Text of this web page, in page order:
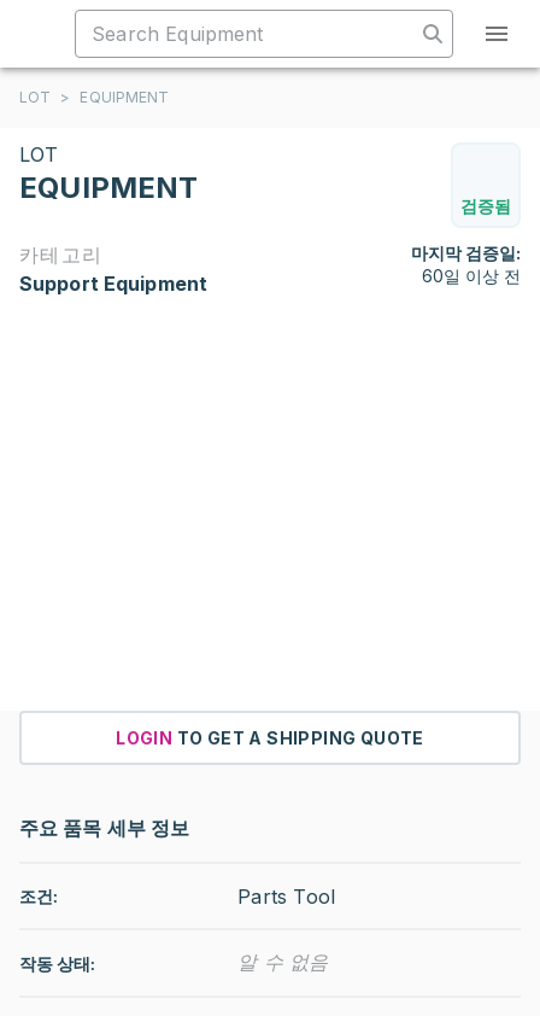
LOT > EQUIPMENT
LOT
EQUIPMENT
검증됨
카테고리
Support Equipment
마지막 검증일:
60일 이상 전
LOGIN TO GET A SHIPPING QUOTE
주요 품목 세부 정보
조건: Parts Tool
작동 상태: 알 수 없음